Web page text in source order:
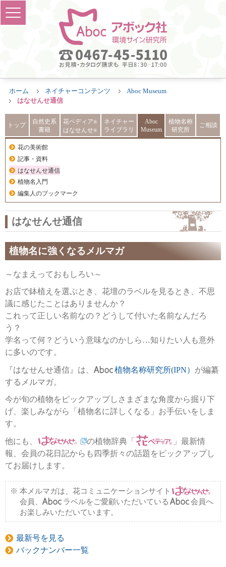
ホーム ネイチャーコンテンツ
Aboc Museum
はなせんせ通信
トップ
自然史系
書籍
花ペディア®
はなせんせ®
ネイチャー
ライブラリ
Aboc
Museum
植物名称
研究所
ご相談
花の美術館
記事・資料
はなせんせ通信
植物名入門
編集人のブックマーク
はなせんせ通信
植物名に強くなるメルマガ
～なまえっておもしろい～
お店で鉢植えを選ぶとき、花壇のラベルを見るとき、不思
議に感じたことはありませんか？
これって正しい名前なの？どうして付いた名前なんだろ
う？
学名って何？どういう意味なのかしら…知りたい人も意外
に多いのです。
『はなせんせ通信』は、 植物名称研究所(IPN） が編纂
するメルマガ。
今が旬の植物をピックアップしさまざまな角度から掘り下
げ、楽しみながら「植物名に詳しくなる」お手伝いをしま
す。
他にも、 の植物辞典「
」最新情
報、会員の花日記からも四季折々の話題をピックアップし
てお届けします。
本メルマガは、花コミュニケーションサイト
会員、
ラベルをご愛顧いただいている
会員へ
お楽しみいただいています。
最新号を見る
バックナンバー一覧